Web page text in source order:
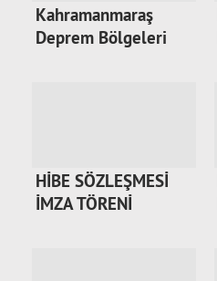
Kahramanmaraş
Deprem Bölgeleri
HİBE SÖZLEŞMESİ
İMZA TÖRENİ